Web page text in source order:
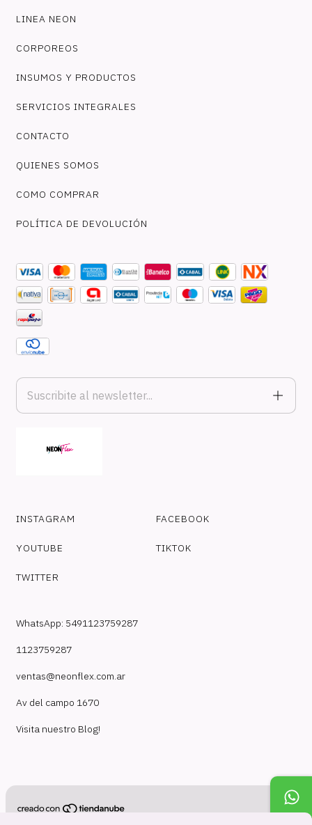
LINEA NEON
CORPOREOS
INSUMOS Y PRODUCTOS
SERVICIOS INTEGRALES
CONTACTO
QUIENES SOMOS
COMO COMPRAR
POLÍTICA DE DEVOLUCIÓN
INSTAGRAM FACEBOOK
YOUTUBE TIKTOK
TWITTER
WhatsApp: 5491123759287
1123759287
ventas@neonflex.com.ar
Av del campo 1670
Visita nuestro Blog!